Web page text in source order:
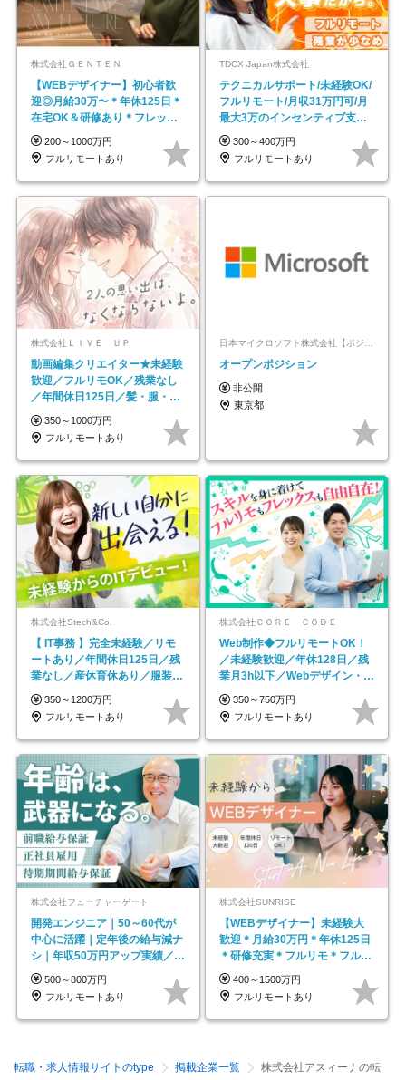
株式会社ＧＥＮＴＥＮ
【WEBデザイナー】初⼼者歓
迎◎⽉給30万〜＊年休125⽇＊
在宅OK＆研修あり＊フレック
ス
200～1000万円
フルリモートあり
TDCX Japan株式会社
テクニカルサポート/未経験OK/
フルリモート/月収31万円可/月
最大3万のインセンティブ支給/
平均年齢33歳
300～400万円
フルリモートあり
株式会社ＬＩＶＥ ＵＰ
動画編集クリエイター★未経験
歓迎／フルリモOK／残業なし
／年間休日125日／髪・服・ネ
イル自由／研修充実で安心
350～1000万円
フルリモートあり
オープンポジション
非公開
東京都
株式会社Stech&Co.
【 IT事務 】完全未経験／リモ
ートあり／年間休日125日／残
業なし／産休育休あり／服装・
髪型自由／毎年昇給
350～1200万円
フルリモートあり
株式会社ＣＯＲＥ ＣＯＤＥ
Web制作◆フルリモートOK！
／未経験歓迎／年休128日／残
業月3h以下／Webデザイン・
ECサイトやHP制作
350～750万円
フルリモートあり
株式会社フューチャーゲート
開発エンジニア｜50～60代が
中心に活躍｜定年後の給与減ナ
シ｜年収50万円アップ実績／昇
給率92％（直近3年）
500～800万円
フルリモートあり
株式会社SUNRISE
【WEBデザイナー】未経験大
歓迎＊月給30万円＊年休125日
＊研修充実＊フルリモ＊フルフ
レックス＊
400～1500万円
フルリモートあり
転職・求人情報サイトのtype 掲載企業一覧 株式会社アスィーナの転